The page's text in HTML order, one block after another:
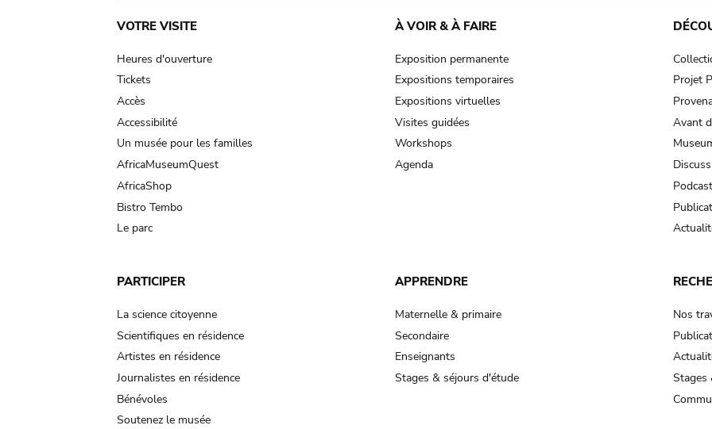
Main
navigation
VOTRE VISITE
Heures d'ouverture
Tickets
Accès
Accessibilité
Un musée pour les familles
AfricaMuseumQuest
AfricaShop
Bistro Tembo
Le parc
À VOIR & À FAIRE
Exposition permanente
Expositions temporaires
Expositions virtuelles
Visites guidées
Workshops
Agenda
Projet
Avant
PARTICIPER
La science citoyenne
Scientifiques en résidence
Artistes en résidence
Journalistes en résidence
Bénévoles
Soutenez le musée
APPRENDRE
Maternelle & primaire
Secondaire
Enseignants
Stages & séjours d'étude
Nos
Stages